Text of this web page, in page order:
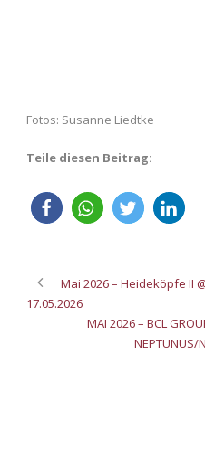
Fotos: Susanne Liedtke
Teile diesen Beitrag:
Mai 2026 – Heideköpfe II
17.05.2026
MAI 2026 – BCL
NEPTUNUS/